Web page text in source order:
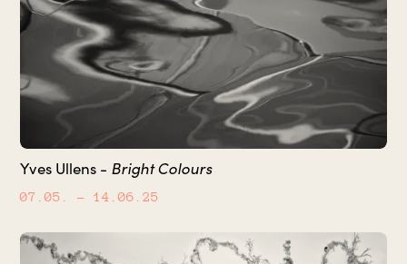
Yves Ullens - Bright Colours
07.05. – 14.06.25